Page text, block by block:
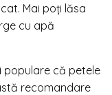
Mai poți lăsa
cu apă
populare că petele
recomandare